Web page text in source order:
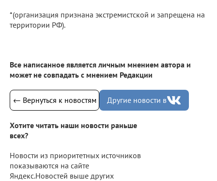
*(организация признана экстремистской и запрещена на
территории РФ).
Все написанное является личным мнением автора и
может не совпадать с мнением Редакции
← Вернуться к новостям Другие новости в
Хотите читать наши новости раньше
всех?
Новости из приоритетных источников
показываются на сайте
Яндекс.Новостей выше других